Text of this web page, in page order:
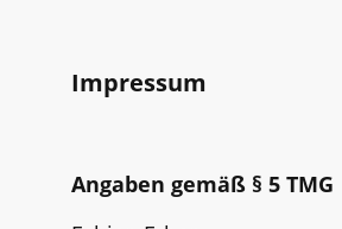
Impressum
Angaben gemäß § 5 TMG